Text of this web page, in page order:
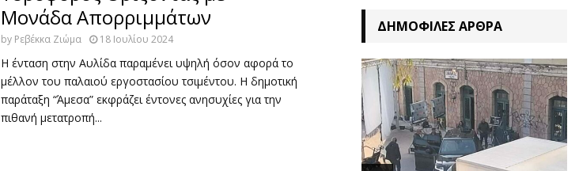
Μονάδα Απορριμμάτων
by Ρεβέκκα Ζιώμα 18 Ιουλίου 2024
Η ένταση στην Αυλίδα παραμένει υψηλή όσον αφορά το
μέλλον του παλαιού εργοστασίου τσιμέντου. Η δημοτική
παράταξη “Άμεσα” εκφράζει έντονες ανησυχίες για την
πιθανή μετατροπή...
ΔΗΜΟΦΙΛΈΣ ΆΡΘΡΑ